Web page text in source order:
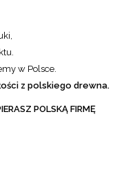
w Polsce.
z polskiego drewna.
POLSKĄ FIRMĘ